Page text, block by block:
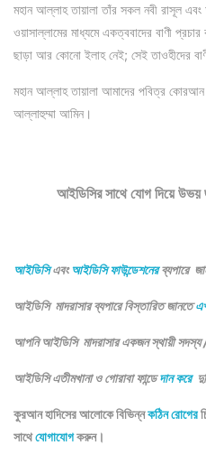
মহান আল্লাহ তায়ালা তাঁর সকল নবী রাসূল
ওয়াসাল্লামের মাধ্যমে একত্ববাদের বাণী
ছাড়া আর কোনো ইলাহ নেই; সেই তাওহীদের
মহান আল্লাহ তায়ালা আমাদের পবিত্র
আল্লাহুম্মা আমিন।
আইডিসির সাথে যোগ দিয়ে
আইডিসিএবংআইডিসি ফাউন্ডেশনেরব্যপারে
আইডিসি মাদরাসার ব্যপারে বিস্তারিত জানতে
আপনি আইডিসি মাদরাসার একজন স্থায়ী সদস্য /
আইডিসি এতীমখানা ও গোরাবা ফান্ডেদান করে
কুরআন হাদিসের আলোকে বিভিন্নকঠিন রোগের
সাথেযোগাযোগকরুন।